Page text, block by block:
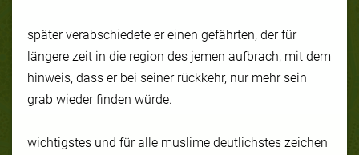
später verabschiedete er einen gefährten, der für
längere zeit in die region des jemen aufbrach, mit dem
hinweis, dass er bei seiner rückkehr, nur mehr sein
grab wieder finden würde.
wichtigstes und für alle muslime deutlichstes zeichen